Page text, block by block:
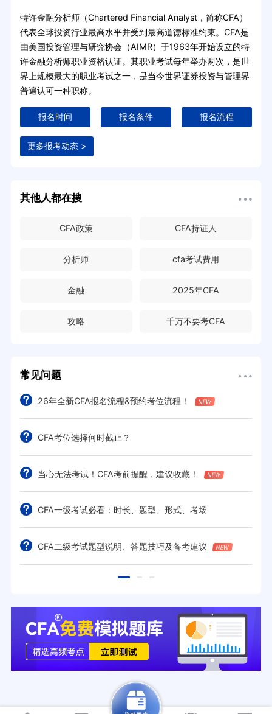
特许金融分析师（Chartered Financial Analyst，简称CFA）
代表全球投资行业最高水平并受到最高道德标准约束。CFA是
由美国投资管理与研究协会（AIMR）于1963年开始设立的特
许金融分析师职业资格认证。其职业考试每年举办两次，是世
界上规模最大的职业考试之一，是当今世界证券投资与管理界
普遍认可一种职称。
报名时间 报名条件 报名流程
更多报考动态 >
其他人都在搜
CFA政策 CFA持证人
分析师 cfa考试费用
金融 2025年CFA
攻略 千万不要考CFA
常见问题
26年全新CFA报名流程&预约考位流程！
CFA考位选择何时截止？
当心无法考试！CFA考前提醒，建议收藏！
CFA一级考试必看：时长、题型、形式、考场
CFA二级考试题型说明、答题技巧及备考建议